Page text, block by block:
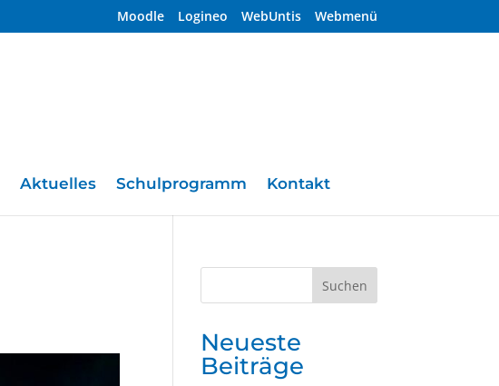
Moodle Logineo WebUntis Webmenü
Aktuelles Schulprogramm Kontakt
Suchen
Neueste
Beiträge